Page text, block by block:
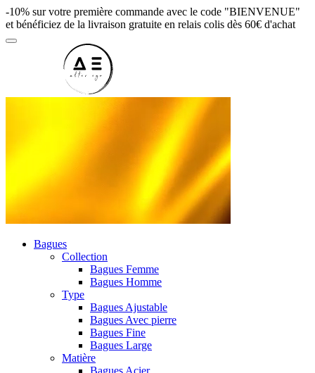
-10% sur votre première commande avec le code "BIENVENUE"
et bénéficiez de la livraison gratuite en relais colis dès 60€ d'achat
Bagues
Collection
Bagues Femme
Bagues Homme
Type
Bagues Ajustable
Bagues Avec pierre
Bagues Fine
Bagues Large
Matière
Bagues Acier